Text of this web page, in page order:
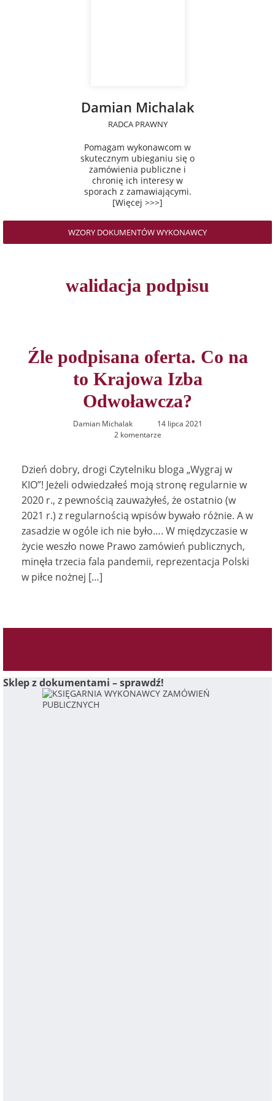
Damian Michalak
RADCA PRAWNY
Pomagam wykonawcom w
skutecznym ubieganiu się o
zamówienia publiczne i
chronię ich interesy w
sporach z zamawiającymi.
[Więcej >>>]
WZORY DOKUMENTÓW WYKONAWCY
walidacja podpisu
Źle podpisana oferta. Co na
to Krajowa Izba
Odwoławcza?
Damian Michalak
14 lipca 2021
2 komentarze
Dzień dobry, drogi Czytelniku bloga „Wygraj w
KIO”! Jeżeli odwiedzałeś moją stronę regularnie w
2020 r., z pewnością zauważyłeś, że ostatnio (w
2021 r.) z regularnością wpisów bywało różnie. A w
zasadzie w ogóle ich nie było…. W międzyczasie w
życie weszło nowe Prawo zamówień publicznych,
minęła trzecia fala pandemii, reprezentacja Polski
w piłce nożnej […]
Sklep z dokumentami – sprawdź!